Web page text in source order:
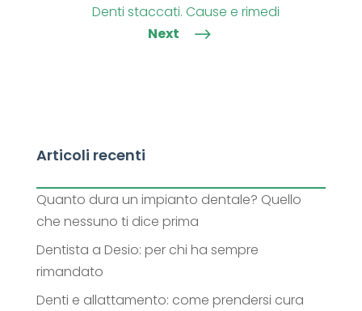
Denti staccati. Cause e rimedi
Next
$
Articoli recenti
Quanto dura un impianto dentale? Quello
che nessuno ti dice prima
Dentista a Desio: per chi ha sempre
rimandato
Denti e allattamento: come prendersi cura